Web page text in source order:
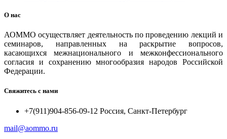
О нас
АОММО осуществляет деятельность по проведению лекций и
семинаров, направленных на раскрытие вопросов,
касающихся межнационального и межконфессионального
согласия и сохранению многообразия народов Российской
Федерации.
Свяжитесь с нами
+7(911)904-856-09-12 Россия, Санкт-Петербург
mail@aommo.ru